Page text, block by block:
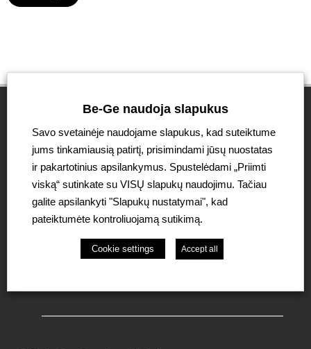
„Be-Ge“ koncernas
„Be-Ge“ koncerną sudaro šeimos verslo įmonės,
vykdančios veiklą Švedijoje, Danijoje, Jungtinėje
Karalystėje, Lietuvoje, Nyderlandų Karalystėje ir
Vokietijoje. Koncerno veiklos sritys: Be-Ge Seating
Component Division (komponentų sektorius) ir Be-Ge
Vehicle Division (transporto priemonių sektorius).
Be-Ge naudoja slapukus
Savo svetainėje naudojame slapukus, kad suteiktume
jums tinkamiausią patirtį, prisimindami jūsų nuostatas
ir pakartotinius apsilankymus. Spustelėdami „Priimti
viską“ sutinkate su VISŲ slapukų naudojimu. Tačiau
galite apsilankyti "Slapukų nustatymai", kad
pateiktumėte kontroliuojamą sutikimą.
Cookie settings Accept all